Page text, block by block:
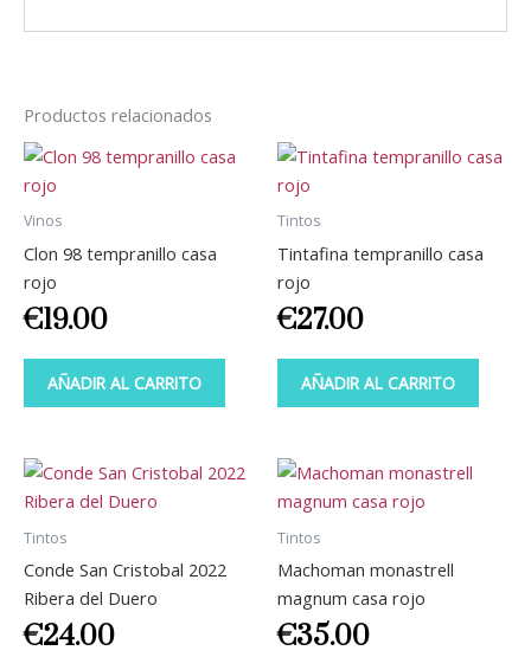
Productos relacionados
Vinos
Clon 98 tempranillo casa
rojo
€19.00
AÑADIR AL CARRITO
Tintos
Tintafina tempranillo casa
rojo
€27.00
AÑADIR AL CARRITO
Tintos
Conde San Cristobal 2022
Ribera del Duero
€24.00
Tintos
Machoman monastrell
magnum casa rojo
€35.00